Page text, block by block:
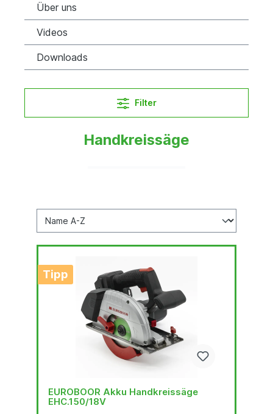
Über uns
Videos
Downloads
Filter
Handkreissäge
Tipp
EUROBOOR Akku Handkreissäge
EHC.150/18V